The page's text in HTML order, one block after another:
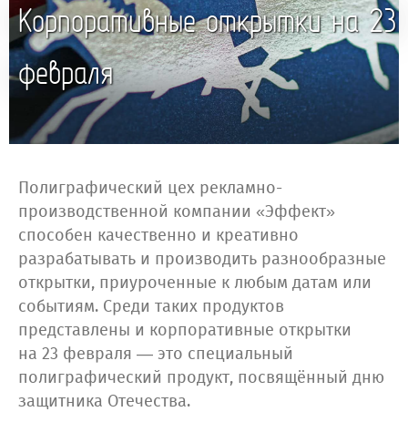
Корпоративные открытки на 23
февраля
Полиграфический цех рекламно-
производственной компании «Эффект»
способен качественно и креативно
разрабатывать и производить разнообразные
открытки, приуроченные к любым датам или
событиям. Среди таких продуктов
представлены и корпоративные открытки
на 23 февраля — это специальный
полиграфический продукт, посвящённый дню
защитника Отечества.